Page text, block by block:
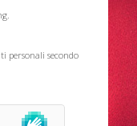
personali secondo